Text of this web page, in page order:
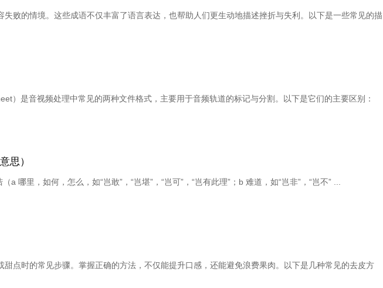
失败的情境。这些成语不仅丰富了语言表达，也帮助人们更生动地描述挫折与失利。以下是一些常见的描
）是音视频处理中常见的两种文件格式，主要用于音频轨道的标记与分割。以下是它们的主要区别：
思）
a 哪里，如何，怎么，如“岂敢”，“岂堪”，“岂可”，“岂有此理”；b 难道，如“岂非”，“岂不” ...
甜点时的常见步骤。掌握正确的方法，不仅能提升口感，还能避免浪费果肉。以下是几种常见的去皮方